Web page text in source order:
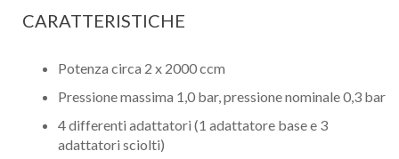
CARATTERISTICHE
Potenza circa 2 x 2000 ccm
Pressione massima 1,0 bar, pressione nominale 0,3 bar
4 differenti adattatori (1 adattatore base e 3
adattatori sciolti)